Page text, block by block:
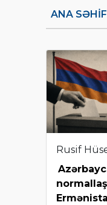
ANA
Rusif